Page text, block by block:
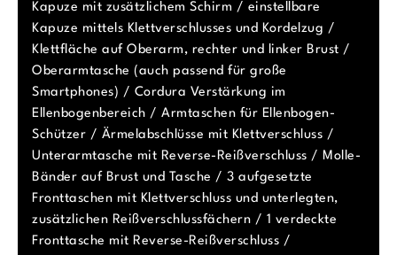
Kapuze mit zusätzlichem Schirm / einstellbare
Kapuze mittels Klettverschlusses und Kordelzug /
Klettfläche auf Oberarm, rechter und linker Brust /
Oberarmtasche (auch passend für große
Smartphones) / Cordura Verstärkung im
Ellenbogenbereich / Armtaschen für Ellenbogen-
Schützer / Ärmelabschlüsse mit Klettverschluss /
Unterarmtasche mit Reverse-Reißverschluss / Molle-
Bänder auf Brust und Tasche / 3 aufgesetzte
Fronttaschen mit Klettverschluss und unterlegten,
zusätzlichen Reißverschlussfächern / 1 verdeckte
Fronttasche mit Reverse-Reißverschluss /